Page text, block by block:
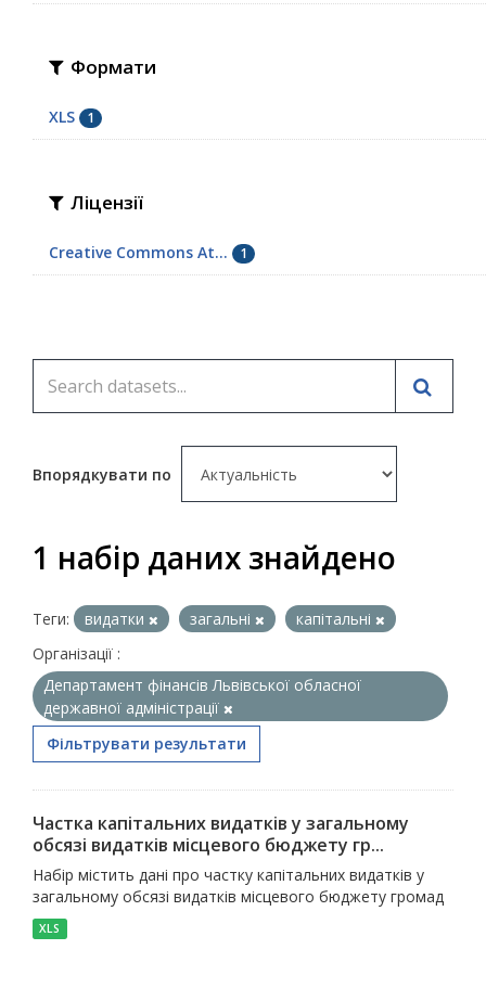
Формати
XLS 1
Ліцензії
Creative Commons At... 1
Впорядкувати по
1 набір даних знайдено
Теги: видатки загальні
капітальні
Організації :
Департамент фінансів Львівської обласної
державної адміністрації
Фільтрувати результати
Частка капітальних видатків у загальному
обсязі видатків місцевого бюджету гр...
Набір містить дані про частку капітальних видатків у
загальному обсязі видатків місцевого бюджету громад
XLS